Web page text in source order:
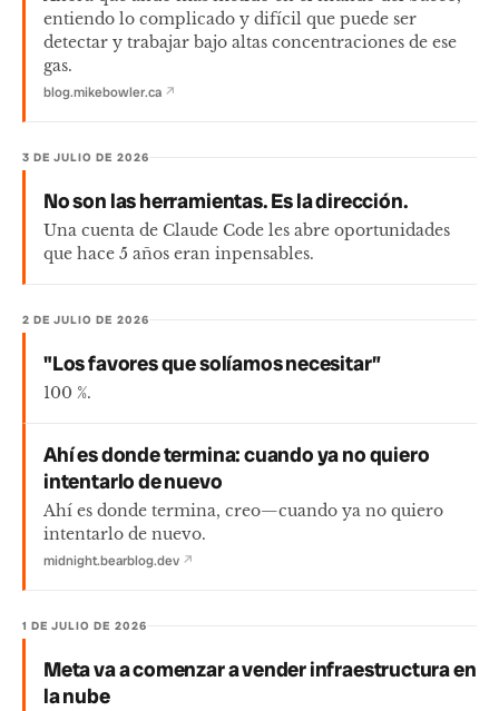
entiendo lo complicado y difícil que puede ser
detectar y trabajar bajo altas concentraciones de ese
gas.
blog.mikebowler.ca ↗
3 DE JULIO DE 2026
No son las herramientas. Es la dirección.
Una cuenta de Claude Code les abre oportunidades
que hace 5 años eran inpensables.
2 DE JULIO DE 2026
"Los favores que solíamos necesitar”
100 %.
Ahí es donde termina: cuando ya no quiero
intentarlo de nuevo
Ahí es donde termina, creo—cuando ya no quiero
intentarlo de nuevo.
midnight.bearblog.dev ↗
1 DE JULIO DE 2026
Meta va a comenzar a vender infraestructura en
la nube